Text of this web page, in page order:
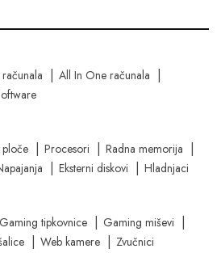
All In One računala
Procesori
Radna memorija
Eksterni diskovi
Hladnjaci
Gaming tipkovnice
Gaming miševi
Web kamere Zvučnici